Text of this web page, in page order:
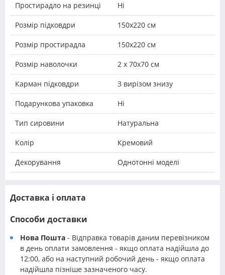
Простирадло на резинці Ні
Розмір підковдри 150х220 см
Розмір простирадла 150х220 см
Розмір наволочки 2 х 70х70 см
Карман підковдри З вирізом знизу
Подарункова упаковка Ні
Тип сировини Натуральна
Колір Кремовий
Декорування Однотонні моделі
Доставка і оплата
Способи доставки
Нова Пошта - Відправка товарів даним перевізником
в день оплати замовлення - якщо оплата надійшла до
12:00, або на наступний робочий день - якщо оплата
надійшла пізніше зазначеного часу.